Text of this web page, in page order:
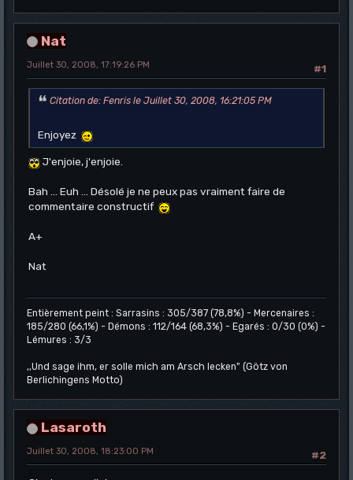
Nat
#1
Juillet 30, 2008, 17:19:26 PM
Citation de: Fenris le Juillet 30, 2008, 16:21:05 PM
Enjoyez
J'enjoie, j'enjoie.
Bah ... Euh ... Désolé je ne peux pas vraiment faire de
commentaire constructif
A+
Nat
Entièrement peint : Sarrasins : 305/387 (78,8%) - Mercenaires :
185/280 (66,1%) - Démons : 112/164 (68,3%) - Egarés : 0/30 (0%) -
Lémures : 3/3
,,Und sage ihm, er solle mich am Arsch lecken" (Götz von
Berlichingens Motto)
Lasaroth
#2
Juillet 30, 2008, 18:23:00 PM